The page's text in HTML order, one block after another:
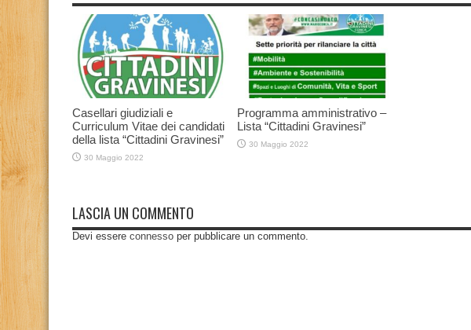
Casellari giudiziali e
Curriculum Vitae dei candidati
della lista “Cittadini Gravinesi”
30 Maggio 2022
Programma amministrativo –
Lista “Cittadini Gravinesi”
30 Maggio 2022
LASCIA UN COMMENTO
Devi essere connesso per pubblicare un commento.